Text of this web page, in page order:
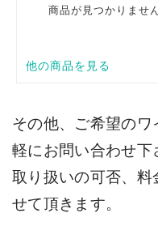
その他、ご希望の
軽にお問い合わせ下
取り扱いの可否、料
せて頂きます。